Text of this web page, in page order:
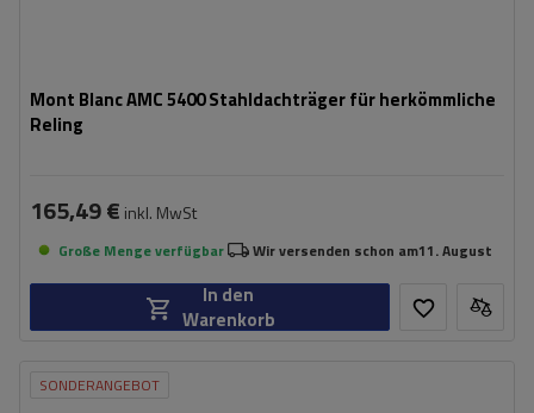
Mont Blanc AMC 5400 Stahldachträger für herkömmliche
Reling
165,49 € inkl. MwSt
Große Menge verfügbar Wir versenden schon am11. August
In den
Warenkorb
SONDERANGEBOT